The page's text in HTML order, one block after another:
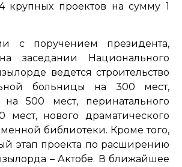
крупных проектов на сумму 1
с поручением президента,
заседании Национального
ведется строительство
больницы на 300 мест,
500 мест, перинатального
мест, нового драматического
библиотеки. Кроме того,
этап проекта по расширению
– Актобе. В ближайшее